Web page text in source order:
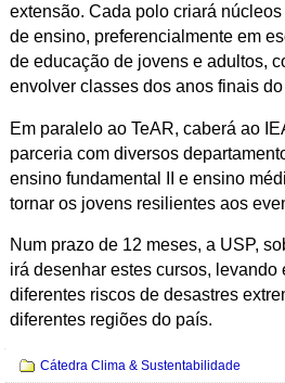
extensão. Cada polo criará
de ensino, preferencialmente em
de educação de jovens e adultos,
envolver classes dos anos finais
Em paralelo ao TeAR, caberá ao
parceria com diversos
ensino fundamental II e ensino
tornar os jovens resilientes aos
Num prazo de 12 meses, a USP,
irá desenhar estes cursos, levando
diferentes riscos de desastres
diferentes regiões do país.
Navegação
Cátedra Clima & Sustentabilidade